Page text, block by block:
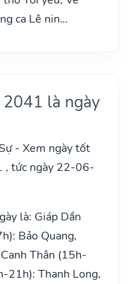
ca Lê nin…
là ngày
- Xem ngày tốt
, tức ngày 22-06-
là: Giáp Dần
Bảo Quang,
Thân (15h-
21h): Thanh Long,